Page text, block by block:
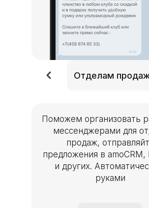
Отделам
Поможем организовать
мессенджерами для
продаж,
предложения в amoCRM,
и других.
руками